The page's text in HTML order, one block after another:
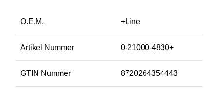
O.E.M. +Line
Artikel Nummer 0-21000-4830+
GTIN Nummer 8720264354443